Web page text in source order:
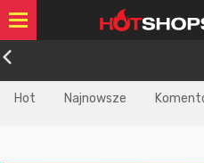
Hot Najnowsze